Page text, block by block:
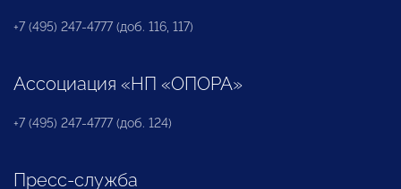
+7 (495) 247-4777 (доб. 116, 117)
Ассоциация «НП «ОПОРА»
+7 (495) 247-4777 (доб. 124)
Пресс-служба